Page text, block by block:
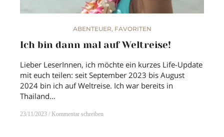
ABENTEUER, FAVORITEN
Ich bin dann mal auf Weltreise!
Lieber LeserInnen, ich möchte ein kurzes Life-Update
mit euch teilen: seit September 2023 bis August
2024 bin ich auf Weltreise. Ich war bereits in
Thailand…
23/11/2023 Kommentar schreiben